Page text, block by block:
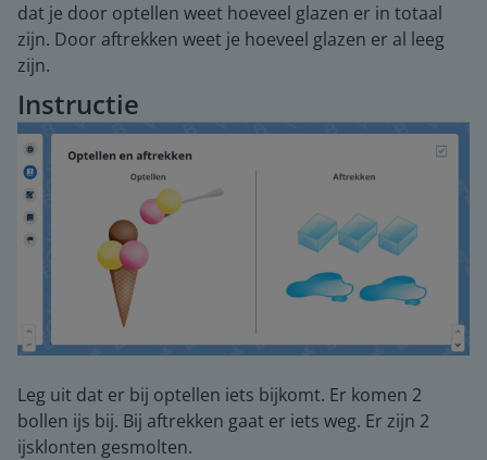
dat je door optellen weet hoeveel glazen er in totaal
zijn. Door aftrekken weet je hoeveel glazen er al leeg
zijn.
Instructie
Leg uit dat er bij optellen iets bijkomt. Er komen 2
bollen ijs bij. Bij aftrekken gaat er iets weg. Er zijn 2
ijsklonten gesmolten.